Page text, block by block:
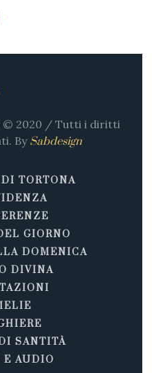
© 2020 / Tutti i diritti
By Sabdesign
TORTONA
GIORNO
DOMENICA
DIVINA
SANTITÀ
E AUDIO